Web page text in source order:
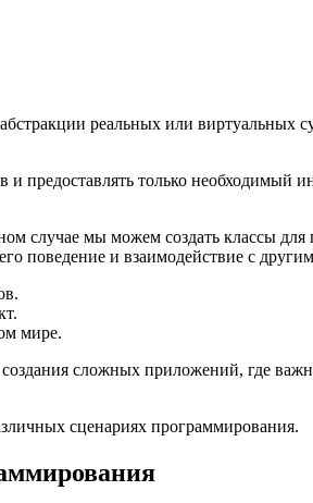
реальных или виртуальных
предоставлять только необходимый
случае мы можем создать классы для
поведение и взаимодействие с
мире.
сложных приложений, где
сценариях программирования.